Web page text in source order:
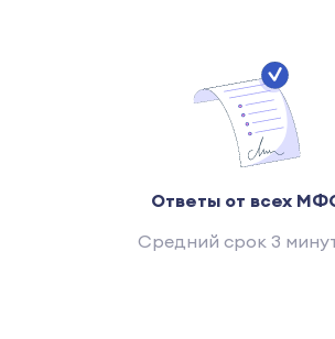
Ответы от всех
Средний срок 3